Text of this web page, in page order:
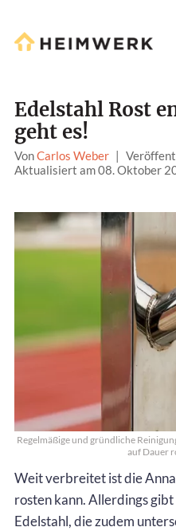
Edelstahl Rost
geht es!
VonCarlos Weber |
Aktualisiert am 08. Oktober
Regelmäßige und gründliche
auf Dauer
Weit verbreitet ist die
rosten kann. Allerdings
Edelstahl, die zudem